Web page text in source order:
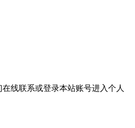
线联系或登录本站账号进入个人